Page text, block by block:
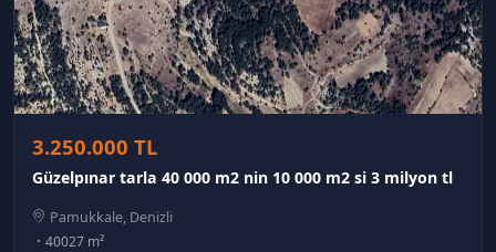
3.250.000 TL
Güzelpınar tarla 40 000 m2 nin 10 000 m2 si 3 milyon tl
Pamukkale, Denizli
40027 m²